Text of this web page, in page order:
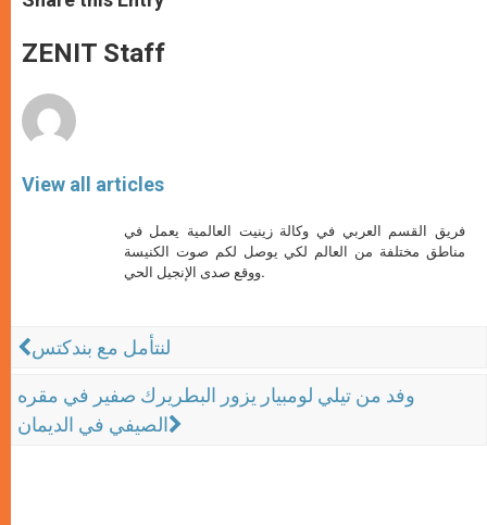
s
p
p
e
g
e
b
o
k
ZENIT Staff
View all articles
فريق القسم العربي في وكالة زينيت العالمية يعمل في
مناطق مختلفة من العالم لكي يوصل لكم صوت الكنيسة
ووقع صدى الإنجيل الحي.
لنتأمل مع بندكتس
وفد من تيلي لومبيار يزور البطريرك صفير في مقره
الصيفي في الديمان